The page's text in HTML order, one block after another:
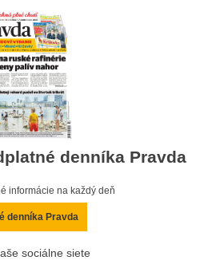
denníka Pravda
informácie na každý deň
denníka Pravda
sociálne siete